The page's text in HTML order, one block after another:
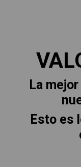
La
Esto es